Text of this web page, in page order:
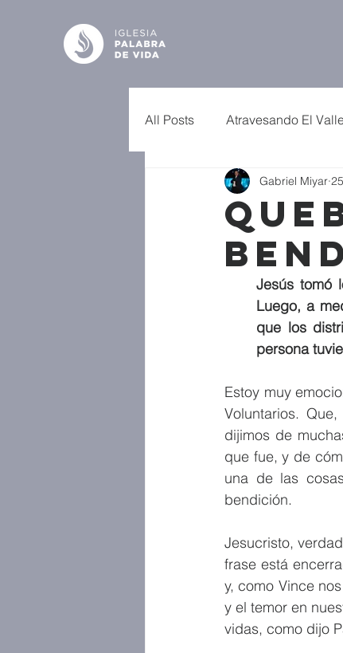
All Posts Atravesando El
Gabriel Miyar
Jesús tomó
Luego, a
que los
persona
Estoy muy
Voluntarios.
dijimos de
que fue, y de
una de las
bendición.
Jesucristo,
frase está
y, como Vince
y el temor en
vidas, como dijo